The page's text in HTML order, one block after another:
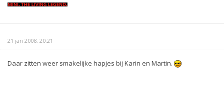
21 jan 2008, 20:21
Daar zitten weer smakelijke hapjes bij Karin en Martin.